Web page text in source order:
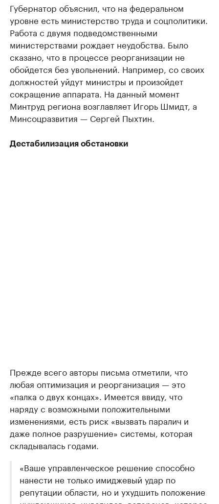
Губернатор объяснил, что на федеральном
уровне есть министерство труда и соцполитики.
Работа с двумя подведомственными
министерствами рождает неудобства. Было
сказано, что в процессе реорганизации не
обойдется без увольнений. Например, со своих
должностей уйдут министры и произойдет
сокращение аппарата. На данный момент
Минтруд региона возглавляет Игорь Шмидт, а
Минсоцразвития — Сергей Пыхтин.
Дестабилизация обстановки
Прежде всего авторы письма отметили, что
любая оптимизация и реорганизация — это
«палка о двух концах». Имеется ввиду, что
наряду с возможными положительными
изменениями, есть риск «вызвать паралич и
даже полное разрушение» системы, которая
складывалась годами.
«Ваше управленческое решение способно
нанести не только имиджевый удар по
репутации области, но и ухудшить положение